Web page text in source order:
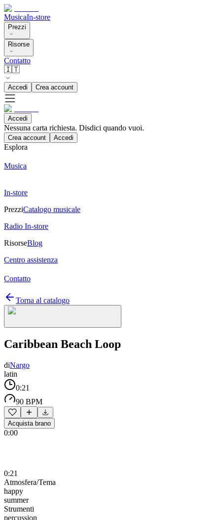
MusicaIn-store
Prezzi
Risorse
Contatto
🇮🇹
Accedi Crea account
Accedi
Nessuna carta richiesta. Disdici quando vuoi.
Crea account Accedi
Esplora
Musica
In-store
PrezziCatalogo musicale
Radio In-store
RisorseBlog
Centro assistenza
Contatto
Torna al catalogo
Caribbean Beach Loop
diNargo
latin
0:21
90 BPM
Acquista brano
0:00
0:21
Atmosfera/Tema
happy
summer
Strumenti
percussion